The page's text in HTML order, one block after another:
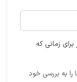
زمانی که
به بررسی خود